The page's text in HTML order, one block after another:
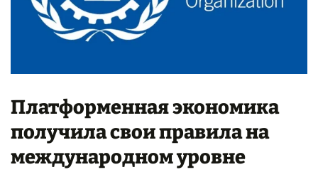
Платформенная экономика
получила свои правила на
международном уровне